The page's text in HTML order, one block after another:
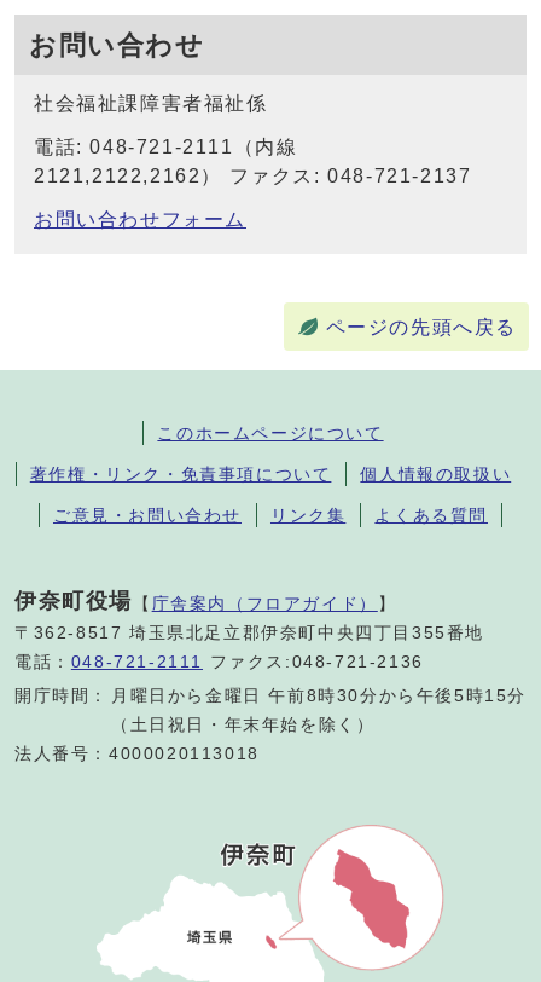
お問い合わせ
社会福祉課障害者福祉係
電話: 048-721-2111（内線
2121,2122,2162） ファクス: 048-721-2137
お問い合わせフォーム
ページの先頭へ戻る
このホームページについて
著作権・リンク・免責事項について 個人情報の取扱い
ご意見・お問い合わせ リンク集 よくある質問
伊奈町役場 【 庁舎案内（フロアガイド） 】
〒362-8517 埼玉県北足立郡伊奈町中央四丁目355番地
電話： 048-721-2111
ファクス:048-721-2136
開庁時間：
月曜日から金曜日 午前8時30分から午後5時15分
（土日祝日・年末年始を除く）
法人番号：4000020113018